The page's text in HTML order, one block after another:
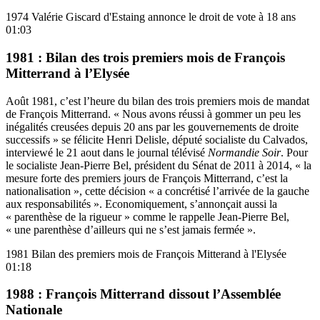
1974 Valérie Giscard d'Estaing annonce le droit de vote à 18 ans
01:03
1981 : Bilan des trois premiers mois de François
Mitterrand à l’Elysée
Août 1981, c’est l’heure du bilan des trois premiers mois de mandat
de François Mitterrand. « Nous avons réussi à gommer un peu les
inégalités creusées depuis 20 ans par les gouvernements de droite
successifs » se félicite Henri Delisle, député socialiste du Calvados,
interviewé le 21 aout dans le journal télévisé Normandie Soir. Pour
le socialiste Jean-Pierre Bel, président du Sénat de 2011 à 2014, « la
mesure forte des premiers jours de François Mitterrand, c’est la
nationalisation », cette décision « a concrétisé l’arrivée de la gauche
aux responsabilités ». Economiquement, s’annonçait aussi la
« parenthèse de la rigueur » comme le rappelle Jean-Pierre Bel,
« une parenthèse d’ailleurs qui ne s’est jamais fermée ».
1981 Bilan des premiers mois de François Mitterand à l'Elysée
01:18
1988 : François Mitterrand dissout l’Assemblée
Nationale